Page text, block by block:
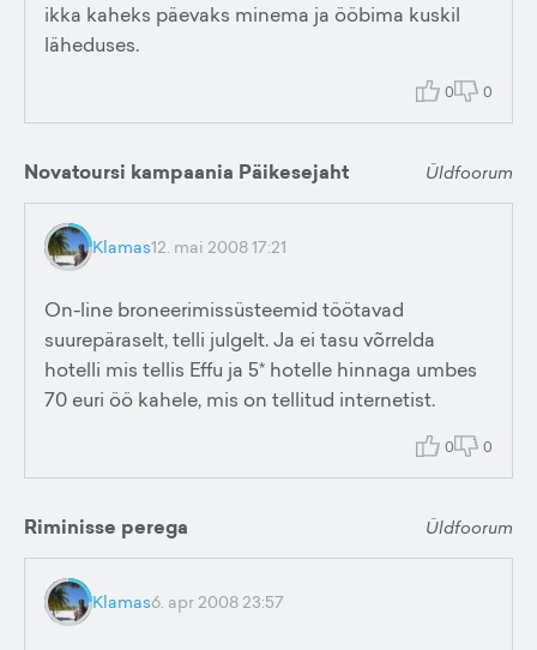
ikka kaheks päevaks minema ja ööbima kuskil
läheduses.
0 0
Novatoursi kampaania Päikesejaht Üldfoorum
Klamas12. mai 2008 17:21
On-line broneerimissüsteemid töötavad
suurepäraselt, telli julgelt. Ja ei tasu võrrelda
hotelli mis tellis Effu ja 5* hotelle hinnaga umbes
70 euri öö kahele, mis on tellitud internetist.
0 0
Riminisse perega Üldfoorum
Klamas6. apr 2008 23:57